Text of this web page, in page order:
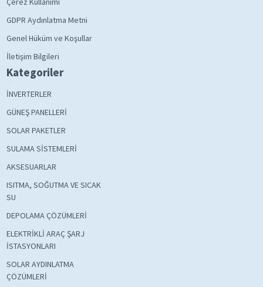
GDPR Aydınlatma Metni
Genel Hüküm ve Koşullar
İletişim Bilgileri
Kategoriler
İNVERTERLER
GÜNEŞ PANELLERİ
SOLAR PAKETLER
SULAMA SİSTEMLERİ
AKSESUARLAR
ISITMA, SOĞUTMA VE SICAK
SU
DEPOLAMA ÇÖZÜMLERİ
ELEKTRİKLİ ARAÇ ŞARJ
İSTASYONLARI
SOLAR AYDINLATMA
ÇÖZÜMLERİ